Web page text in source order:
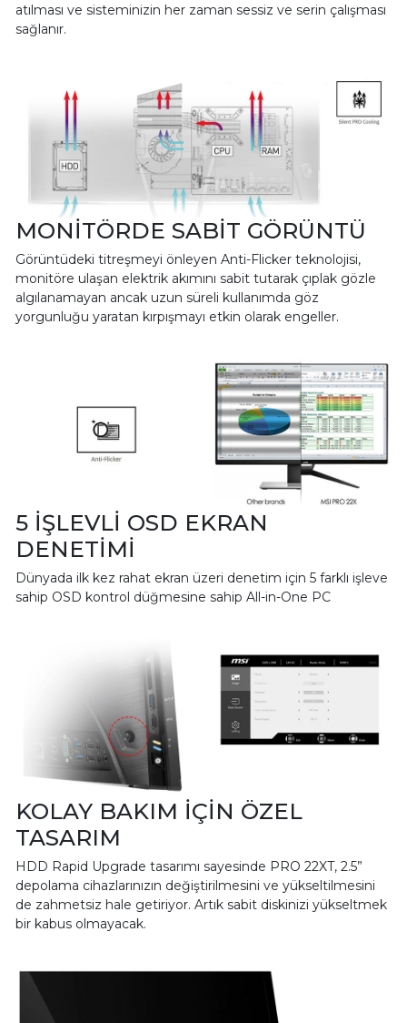
atılması ve sisteminizin her zaman sessiz ve serin çalışması
sağlanır.
MONİTÖRDE SABİT GÖRÜNTÜ
Görüntüdeki titreşmeyi önleyen Anti-Flicker teknolojisi,
monitöre ulaşan elektrik akımını sabit tutarak çıplak gözle
algılanamayan ancak uzun süreli kullanımda göz
yorgunluğu yaratan kırpışmayı etkin olarak engeller.
5 İŞLEVLİ OSD EKRAN
DENETİMİ
Dünyada ilk kez rahat ekran üzeri denetim için 5 farklı işleve
sahip OSD kontrol düğmesine sahip All-in-One PC
KOLAY BAKIM İÇİN ÖZEL
TASARIM
HDD Rapid Upgrade tasarımı sayesinde PRO 22XT, 2.5”
depolama cihazlarınızın değiştirilmesini ve yükseltilmesini
de zahmetsiz hale getiriyor. Artık sabit diskinizi yükseltmek
bir kabus olmayacak.